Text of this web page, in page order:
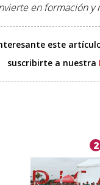
en formación y
este
suscribirte a nuestra
2